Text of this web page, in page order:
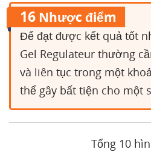
16 Nhược điểm
Để đạt được kết quả tốt
Gel Regulateur thường
và liên tục trong một
thể gây bất tiện cho một
Tổng 10